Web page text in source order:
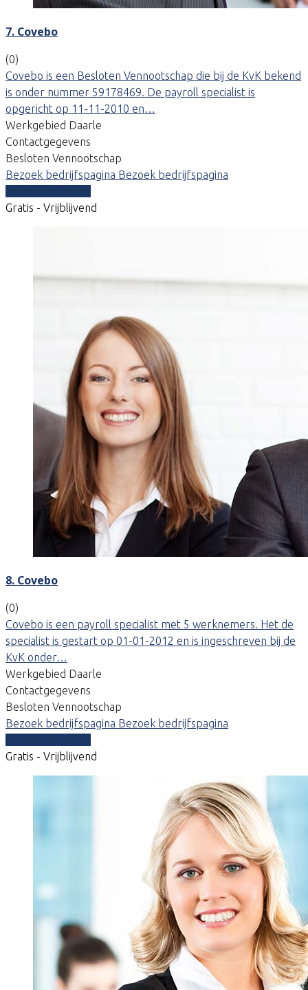
7. Covebo
(0)
Covebo is een Besloten Vennootschap die bij de KvK bekend
is onder nummer 59178469. De payroll specialist is
opgericht op 11-11-2010 en…
Werkgebied Daarle
Contactgegevens
Besloten Vennootschap
Bezoek bedrijfspagina Bezoek bedrijfspagina
Gratis - Vrijblijvend
8. Covebo
(0)
Covebo is een payroll specialist met 5 werknemers. Het de
specialist is gestart op 01-01-2012 en is ingeschreven bij de
KvK onder…
Werkgebied Daarle
Contactgegevens
Besloten Vennootschap
Bezoek bedrijfspagina Bezoek bedrijfspagina
Gratis - Vrijblijvend